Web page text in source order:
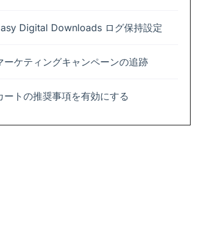
Digital Downloads ログ保持設定
ーケティングキャンペーンの追跡
ートの推奨事項を有効にする